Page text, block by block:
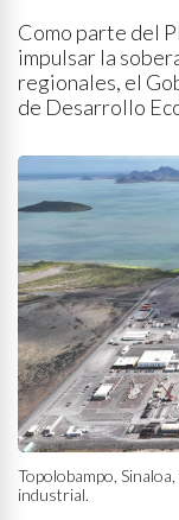
Como parte del
impulsar la
regionales, el
de Desarrollo
Topolobampo,
industrial.